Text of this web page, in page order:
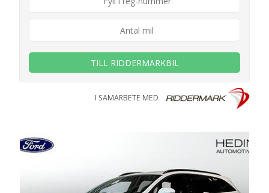
TILL RIDDERMARKBIL
I SAMARBETE MED